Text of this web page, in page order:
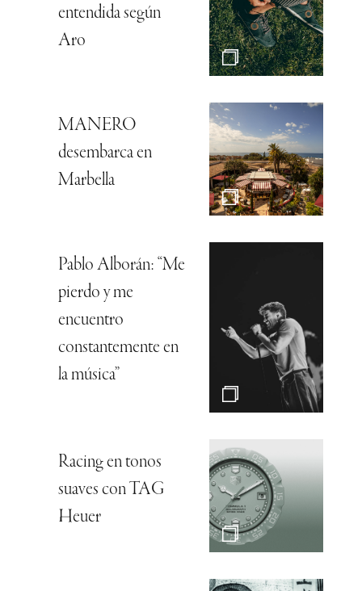
entendida según
Aro
MANERO
desembarca en
Marbella
Pablo Alborán: “Me
pierdo y me
encuentro
constantemente en
la música”
Racing en tonos
suaves con TAG
Heuer